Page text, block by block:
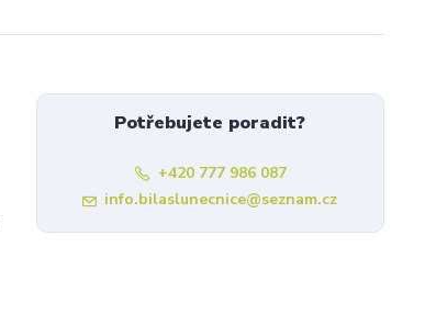
Potřebujete poradit?
+420 777 986 087
info.bilaslunecnice@seznam.cz